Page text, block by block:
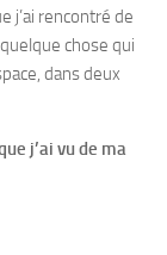
j’ai rencontré de
chose qui
dans deux
j’ai vu de ma